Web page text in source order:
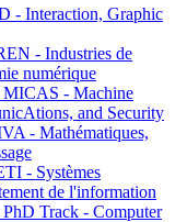
- Interaction, Graphic
- Industries de
numérique
- Machine
and Security
- Mathématiques,
- Systèmes
de l'information
Track - Computer